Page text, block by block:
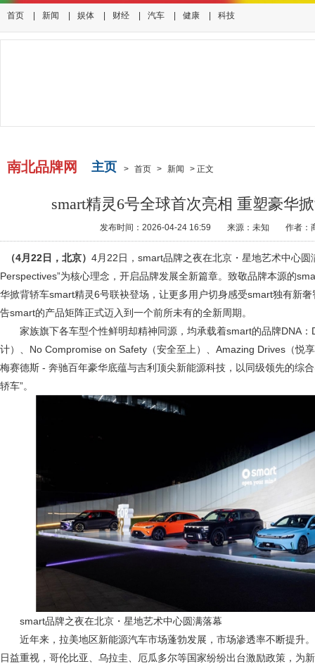
首页 新闻 娱体 财经 汽车 健康 科技
南北品牌网 主页 > 首页 > 新闻 > 正文
smart精灵6号全球首次亮相 重塑豪华
发布时间：2026-04-24 16:59 来源：未知 作者：
（4月 22日，北京） 4月22日，smart品牌之夜在北京・星地艺术中心圆
Perspectives”为核心理念，开启品牌发展全新篇章。致敬品牌本源的
华掀背轿车smart精灵6号联袂登场，让更多用户切身感受smart独有新
告smart的产品矩阵正式迈入到一个前所未有的全新周期。
家族旗下各车型个性鲜明却精神同源，均承载着smart的品牌DNA
计）、No Compromise on Safety（安全至上）、Amazing Drives（悦
梅赛德斯 - 奔驰百年豪华底蕴与吉利顶尖新能源科技，以同级领先的综
轿车”。
smart品牌之夜在北京・星地艺术中心圆满落幕
近年来，拉美地区新能源汽车市场蓬勃发展，市场渗透率不断提升
日益重视，哥伦比亚、乌拉圭、厄瓜多尔等国家纷纷出台激励政策，为